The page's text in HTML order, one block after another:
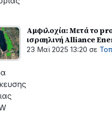
Αμφιλοχία: Μετά το
ισραηλινή Alliance
23 Μαϊ 2025 13:20 σε